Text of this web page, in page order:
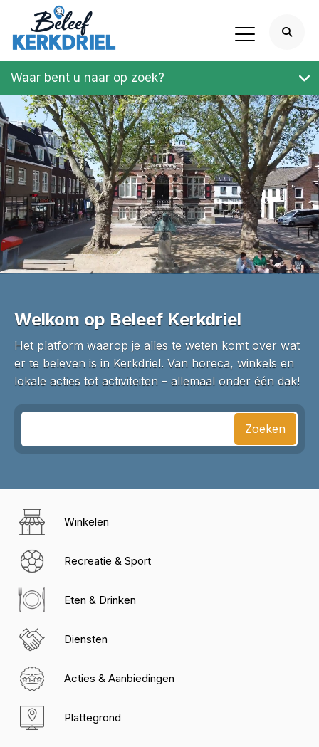
Waar bent u naar op zoek?
Welkom op Beleef Kerkdriel
Het platform waarop je alles te weten komt over wat
er te beleven is in Kerkdriel. Van horeca, winkels en
lokale acties tot activiteiten – allemaal onder één dak!
Zoeken
Winkelen
Recreatie & Sport
Eten & Drinken
Diensten
Acties & Aanbiedingen
Plattegrond